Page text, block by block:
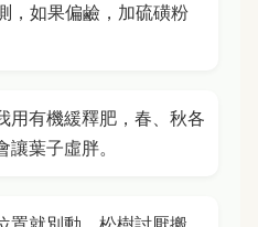
，如果偏鹼，加硫磺粉
用有機緩釋肥，春、秋各
葉子虛胖。